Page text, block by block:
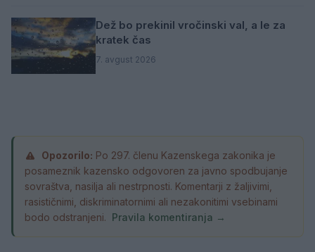
Dež bo prekinil vročinski val, a le za
kratek čas
7. avgust 2026
Opozorilo: Po 297. členu Kazenskega zakonika je
posameznik kazensko odgovoren za javno spodbujanje
sovraštva, nasilja ali nestrpnosti. Komentarji z žaljivimi,
rasističnimi, diskriminatornimi ali nezakonitimi vsebinami
bodo odstranjeni.
Pravila komentiranja →